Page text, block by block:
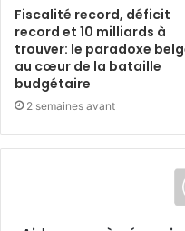
Fiscalité record, déficit
record et 10 milliards à
trouver: le paradoxe
au cœur de la bataille
budgétaire
2 semaines avant